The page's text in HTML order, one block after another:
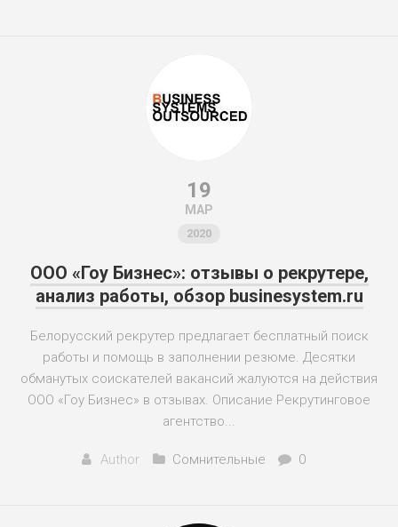
19
МАР
2020
ООО «Гоу Бизнес»: отзывы о рекрутере,
анализ работы, обзор businesystem.ru
Белорусский рекрутер предлагает бесплатный поиск
работы и помощь в заполнении резюме. Десятки
обманутых соискателей вакансий жалуются на действия
ООО «Гоу Бизнес» в отзывах. Описание Рекрутинговое
агентство...
Author Сомнительные 0